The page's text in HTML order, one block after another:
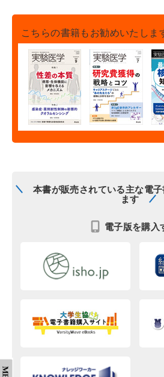
こちらの書籍もお勧めいたしま
本書が販売されている主な電
ます
電子版を購入